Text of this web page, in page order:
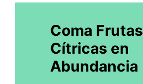
Coma Frutas
Cítricas en
Abundancia